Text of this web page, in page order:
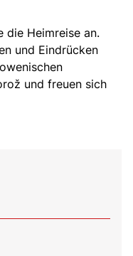
die Heimreise an.
und Eindrücken
und freuen sich